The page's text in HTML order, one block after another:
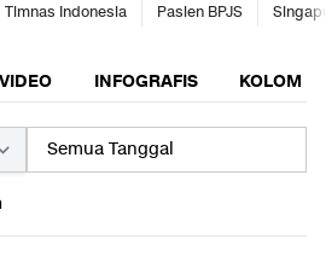
Timnas Indonesia Pasien BPJS
VIDEO INFOGRAFIS KOLOM